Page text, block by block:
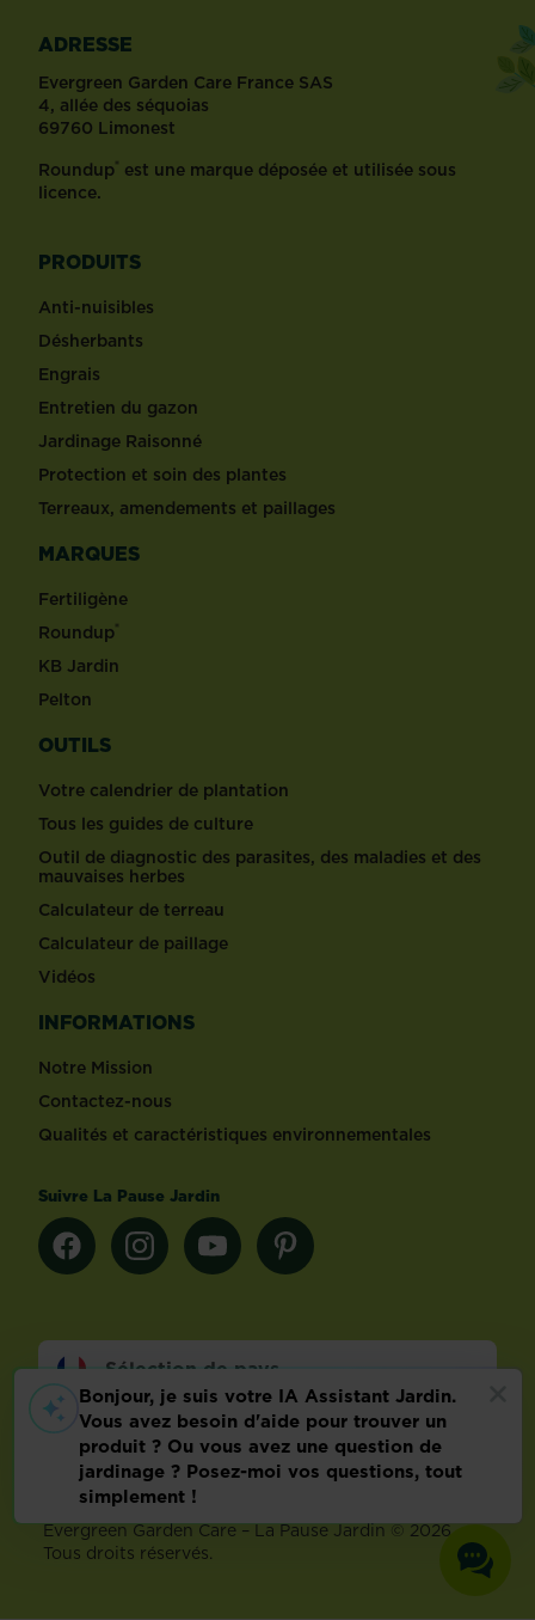
ADRESSE
Evergreen Garden Care France SAS
4, allée des séquoias
69760 Limonest
Roundup® est une marque déposée et utilisée sous
licence.
PRODUITS
Anti-nuisibles
Désherbants
Engrais
Entretien du gazon
Jardinage Raisonné
Protection et soin des plantes
Terreaux, amendements et paillages
MARQUES
Fertiligène
Roundup®
KB Jardin
Pelton
OUTILS
Votre calendrier de plantation
Tous les guides de culture
Outil de diagnostic des parasites, des maladies et des
mauvaises herbes
Calculateur de terreau
Calculateur de paillage
Vidéos
INFORMATIONS
Notre Mission
Contactez-nous
Qualités et caractéristiques environnementales
Suivre La Pause Jardin
Sélection de pays
Footer
Mentions légalesFAQ
Politique relative aux données personnelles
Préférences de cookies
Evergreen Garden Care – La Pause Jardin © 2026 –
Tous droits réservés.